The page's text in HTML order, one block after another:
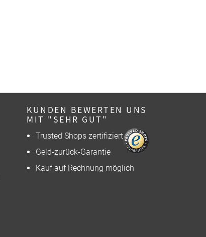
KUNDEN BEWERTEN UNS
MIT "SEHR GUT"
Trusted Shops zertifiziert
Geld-zurück-Garantie
Kauf auf Rechnung möglich